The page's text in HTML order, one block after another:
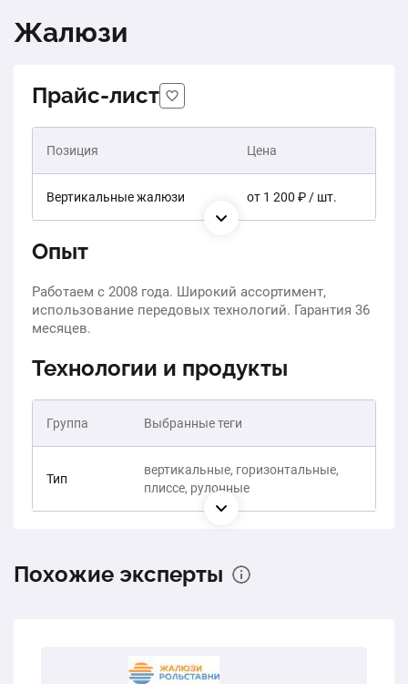
Жалюзи
Прайс-лист
Позиция Цена
Вертикальные жалюзи от 1 200 ₽ / шт.
Опыт
Работаем с 2008 года. Широкий ассортимент,
использование передовых технологий. Гарантия 36
месяцев.
Технологии и продукты
Группа Выбранные теги
Тип
вертикальные, горизонтальные,
плиссе, рулонные
Похожие эксперты